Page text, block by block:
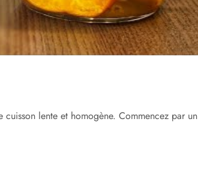
lente et homogène. Commencez par un